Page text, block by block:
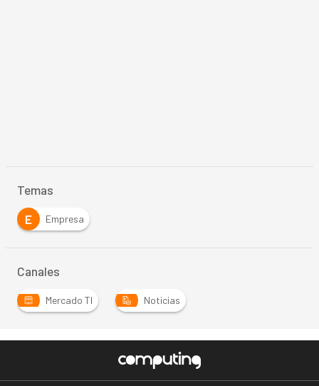
Temas
E
Empresa
Canales
Mercado TI Noticias